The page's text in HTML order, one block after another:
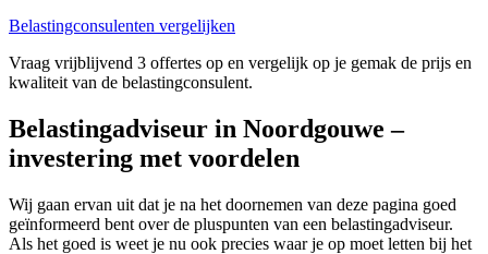
Belastingconsulenten vergelijken
Vraag vrijblijvend 3 offertes op en vergelijk op je gemak de prijs en
kwaliteit van de belastingconsulent.
Belastingadviseur in Noordgouwe –
investering met voordelen
Wij gaan ervan uit dat je na het doornemen van deze pagina goed
geïnformeerd bent over de pluspunten van een belastingadviseur.
Als het goed is weet je nu ook precies waar je op moet letten bij het